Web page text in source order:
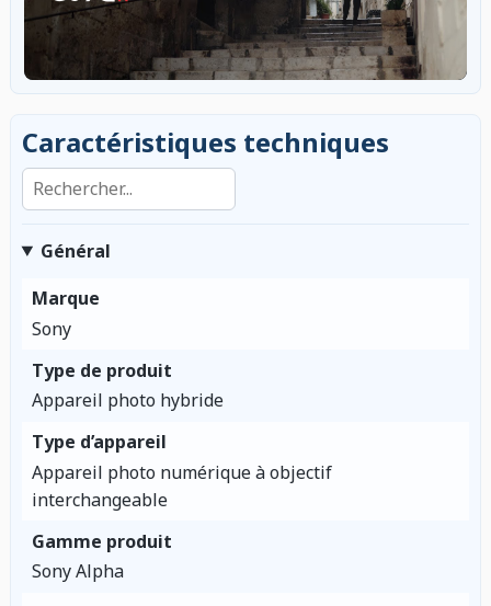
Caractéristiques techniques
Rechercher dans les caractéristiques
Général
Marque
Sony
Type de produit
Appareil photo hybride
Type d’appareil
Appareil photo numérique à objectif
interchangeable
Gamme produit
Sony Alpha